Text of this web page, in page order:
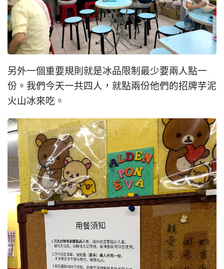
另外一個重要規則就是冰品限制最少要兩人點一
份。我們今天一共四人，就點兩份他們的招牌芋泥
火山冰來吃。